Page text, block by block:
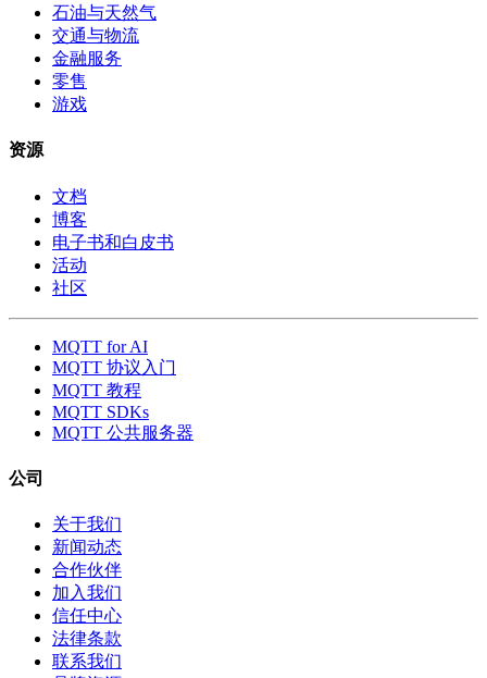
石油与天然气
交通与物流
金融服务
零售
游戏
资源
文档
博客
电子书和白皮书
活动
社区
MQTT for AI
MQTT 协议入门
MQTT 教程
MQTT SDKs
MQTT 公共服务器
公司
关于我们
新闻动态
合作伙伴
加入我们
信任中心
法律条款
联系我们